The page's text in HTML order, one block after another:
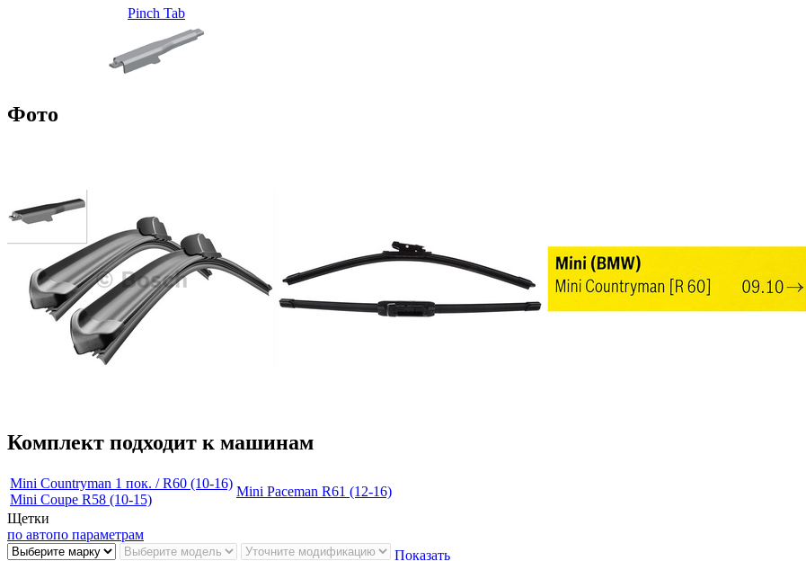
Pinch Tab
Фото
Комплект подходит к машинам
Mini Countryman 1 пок. / R60 (10-16)
Mini Coupe R58 (10-15)
Mini Paceman R61 (12-16)
Щетки
по автопо параметрам
Показать